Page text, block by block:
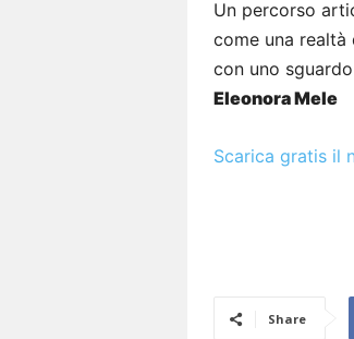
Un percorso
come una
con uno
Eleonora Mele
Scarica gratis il
Share